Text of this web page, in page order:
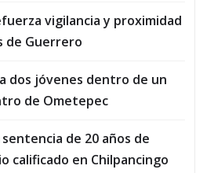
vigilancia y proximidad
de Guerrero
dos jóvenes dentro de un
de Ometepec
de 20 años de
calificado en Chilpancingo